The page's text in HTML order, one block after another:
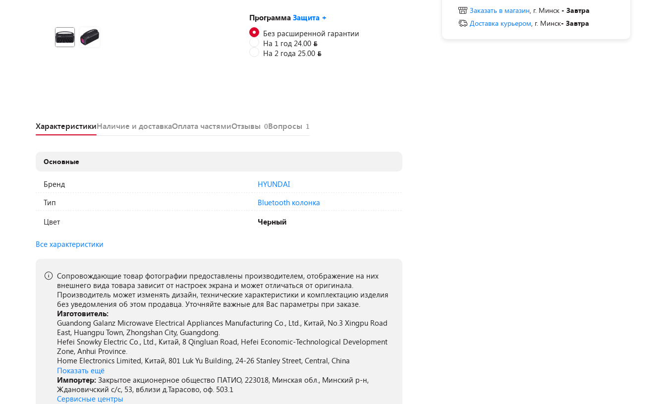
Программа Защита +
Без расширенной гарантии
На 1 год 24.00
На 2 года 25.00
Заказать в магазин, г. Минск - Завтра
Доставка курьером, г. Минск- Завтра
ХарактеристикиНаличие и доставкаОплата частямиОтзывы 0Вопросы 1
Основные
Бренд
HYUNDAI
Тип
Bluetooth колонка
Цвет
Черный
Все характеристики
Сопровождающие товар фотографии предоставлены производителем, отображение на них
внешнего вида товара зависит от настроек экрана и может отличаться от оригинала.
Производитель может изменять дизайн, технические характеристики и комплектацию изделия
без уведомления об этом продавца. Уточняйте важные для Вас параметры при заказе.
Изготовитель:
Guandong Galanz Microwave Electrical Appliances Manufacturing Co., Ltd., Китай, No.3 Xingpu Road
East, Huangpu Town, Zhongshan City, Guangdong.
Hefei Snowky Electric Co., Ltd., Китай, 8 Qingluan Road, Hefei Economic-Technological Development
Zone, Anhui Province.
Home Electronics Limited, Китай, 801 Luk Yu Building, 24-26 Stanley Street, Central, China
Показать ещё
Импортер: Закрытое акционерное общество ПАТИО, 223018, Минская обл., Минский р-н,
Ждановичский с/с, 53, вблизи д.Тарасово, оф. 503.1
Сервисные центры